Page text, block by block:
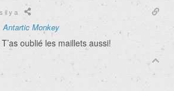
il y a
Antartic Monkey
oublié les maillets aussi!